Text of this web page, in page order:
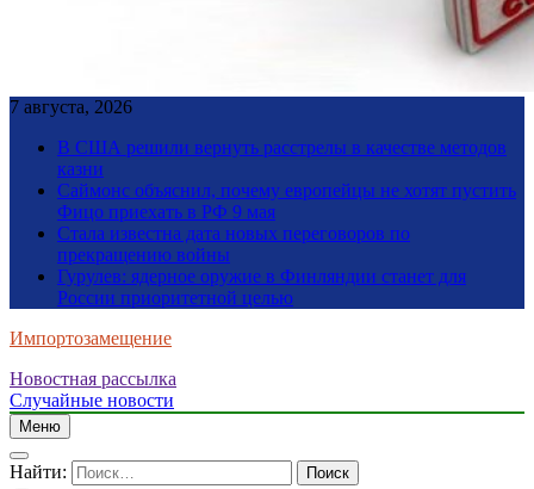
7 августа, 2026
В США решили вернуть расстрелы в качестве методов
казни
Саймонс объяснил, почему европейцы не хотят пустить
Фицо приехать в РФ 9 мая
Стала известна дата новых переговоров по
прекращению войны
Гурулев: ядерное оружие в Финляндии станет для
России приоритетной целью
Импортозамещение
Новостная рассылка
Случайные новости
Меню
Найти: